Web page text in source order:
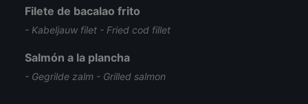
Filete de bacalao frito
- Kabeljauw filet - Fried cod fillet
Salmón a la plancha
- Gegrilde zalm - Grilled salmon